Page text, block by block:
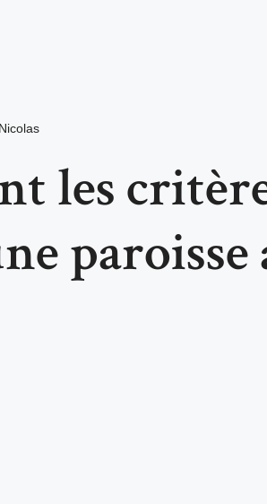
Nicolas
les
paroisse